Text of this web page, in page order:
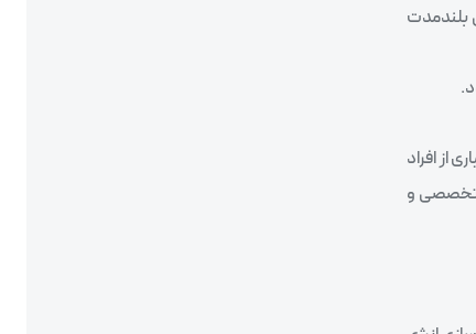
بلندمدت
از افراد
تخصصی و